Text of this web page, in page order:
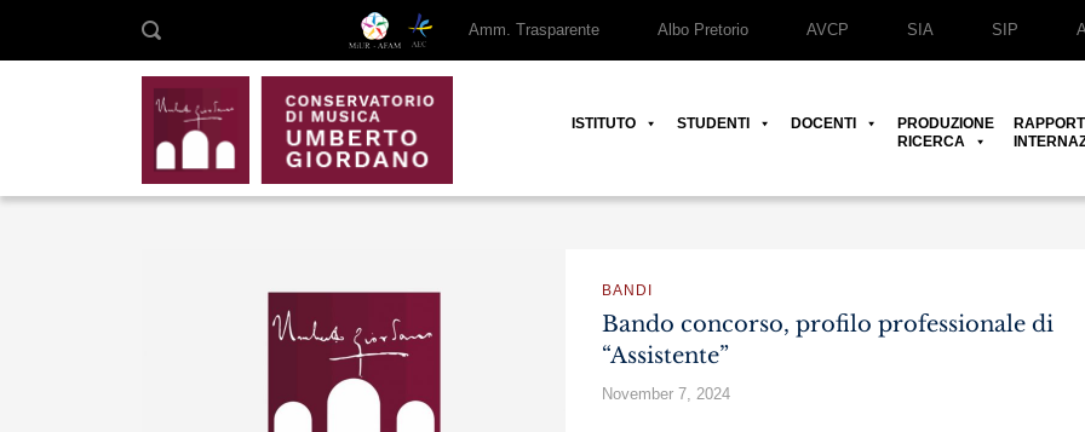
Amm. Trasparente Albo Pretorio AVCP SIA SIP
ISTITUTO STUDENTI DOCENTI
PRODUZIONE
RICERCA
BANDI
Bando concorso, profilo professionale di
“Assistente”
November 7, 2024